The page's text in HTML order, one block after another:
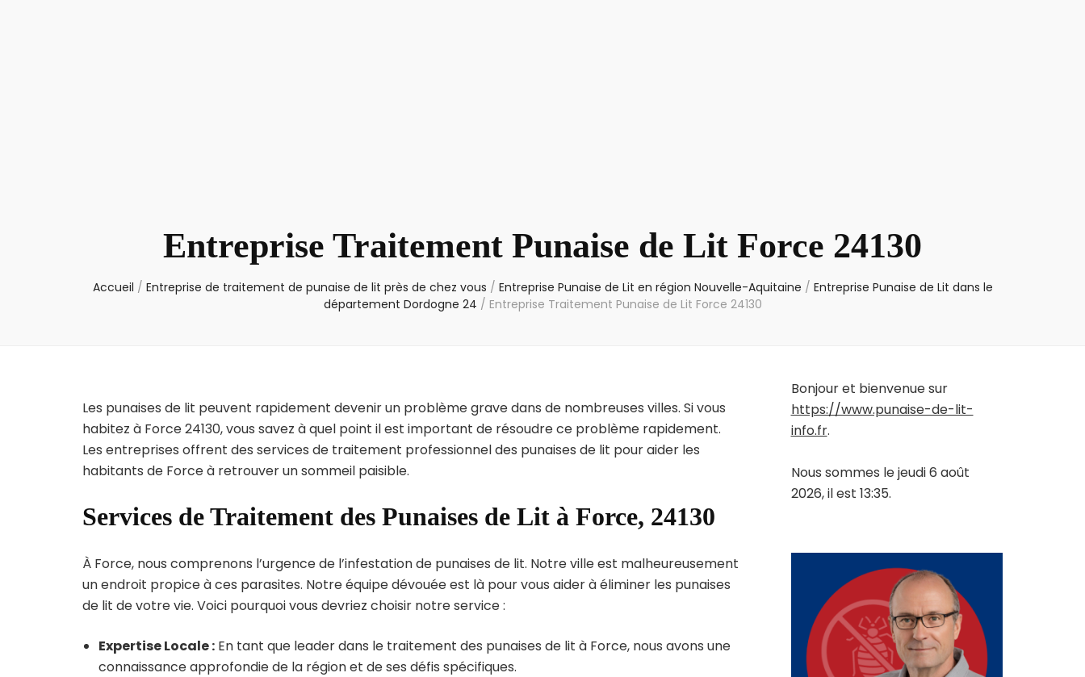
Entreprise Traitement Punaise de Lit Force 24130
Accueil / Entreprise de traitement de punaise de lit près de chez vous / Entreprise Punaise de Lit en région Nouvelle-Aquitaine / Entreprise Punaise de Lit dans le
département Dordogne 24 / Entreprise Traitement Punaise de Lit Force 24130
Les punaises de lit peuvent rapidement devenir un problème grave dans de nombreuses villes. Si vous
habitez à Force 24130, vous savez à quel point il est important de résoudre ce problème rapidement.
Les entreprises offrent des services de traitement professionnel des punaises de lit pour aider les
habitants de Force à retrouver un sommeil paisible.
Services de Traitement des Punaises de Lit à Force, 24130
À Force, nous comprenons l’urgence de l’infestation de punaises de lit. Notre ville est malheureusement
un endroit propice à ces parasites. Notre équipe dévouée est là pour vous aider à éliminer les punaises
de lit de votre vie. Voici pourquoi vous devriez choisir notre service :
Expertise Locale : En tant que leader dans le traitement des punaises de lit à Force, nous avons une
connaissance approfondie de la région et de ses défis spécifiques.
Bonjour et bienvenue sur
https://www.punaise-de-lit-
info.fr.
Nous sommes le jeudi 6 août
2026, il est 13:35.